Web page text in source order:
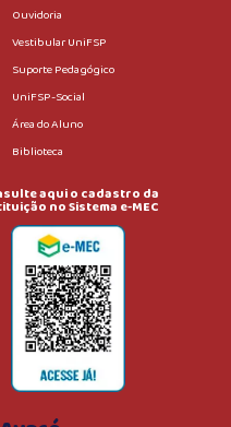
Ouvidoria
Vestibular UniFSP
Suporte Pedagógico
UniFSP-Social
Área do Aluno
Biblioteca
aqui o cadastro da
no Sistema e-MEC